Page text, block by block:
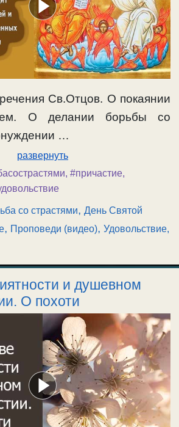
Св.Отцов. О покаянии
О делании борьбы со
…
развернуть
, #причастие,
со страстями,День Святой
, Проповеди (видео), Удовольствие,
и душевном
О похоти